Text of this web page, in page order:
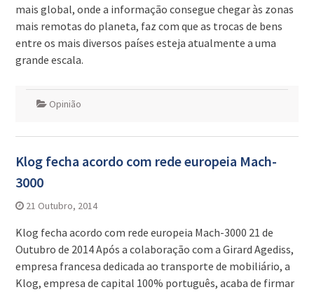
mais global, onde a informação consegue chegar às zonas
mais remotas do planeta, faz com que as trocas de bens
entre os mais diversos países esteja atualmente a uma
grande escala.
Opinião
Klog fecha acordo com rede europeia Mach-
3000
21 Outubro, 2014
Klog fecha acordo com rede europeia Mach-3000 21 de
Outubro de 2014 Após a colaboração com a Girard Agediss,
empresa francesa dedicada ao transporte de mobiliário, a
Klog, empresa de capital 100% português, acaba de firmar